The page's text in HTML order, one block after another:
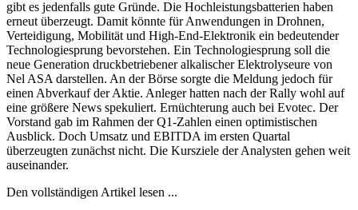
gibt es jedenfalls gute Gründe. Die Hochleistungsbatterien haben
erneut überzeugt. Damit könnte für Anwendungen in Drohnen,
Verteidigung, Mobilität und High-End-Elektronik ein bedeutender
Technologiesprung bevorstehen. Ein Technologiesprung soll die
neue Generation druckbetriebener alkalischer Elektrolyseure von
Nel ASA darstellen. An der Börse sorgte die Meldung jedoch für
einen Abverkauf der Aktie. Anleger hatten nach der Rally wohl auf
eine größere News spekuliert. Ernüchterung auch bei Evotec. Der
Vorstand gab im Rahmen der Q1-Zahlen einen optimistischen
Ausblick. Doch Umsatz und EBITDA im ersten Quartal
überzeugten zunächst nicht. Die Kursziele der Analysten gehen weit
auseinander.
Den vollständigen Artikel lesen ...